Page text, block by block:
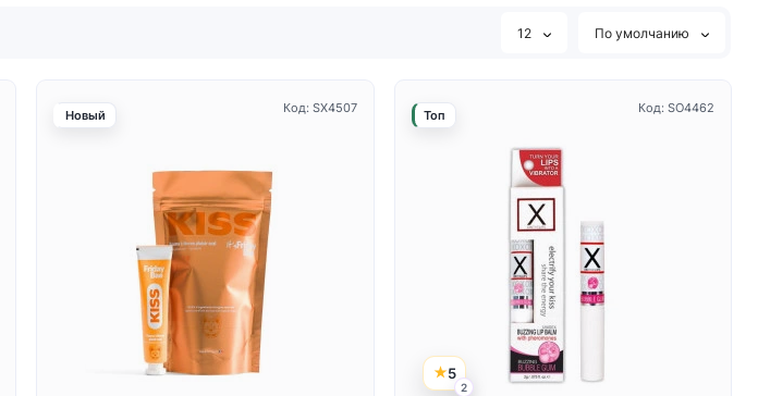
12 По умолчанию
Код: SX4507
Новый Код: SO4462
5
2
Топ